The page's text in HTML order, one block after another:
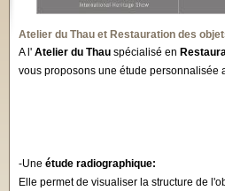
Atelier du Thau et Restauration des
A l' Atelier du Thau spécialisé en
vous proposons une étude personnalisée
-Une étude radiographique:
Elle permet de visualiser la structure de